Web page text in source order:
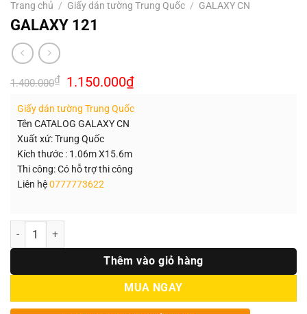
Trang chủ / Giấy dán tường Trung Quốc / GALAXY CN
GALAXY 121
1.400.000₫ Giá
gốc
1.400.000₫.
1.150.000₫Giá
hiện
là:
Giấy dán tường Trung Quốc
Tên CATALOG GALAXY CN
Xuất xứ: Trung Quốc
Kích thước : 1.06m X15.6m
Thi công: Có hỗ trợ thi công
Liên hệ0777773622
Số lượng
Thêm vào giỏ hàng
MUA NGAY